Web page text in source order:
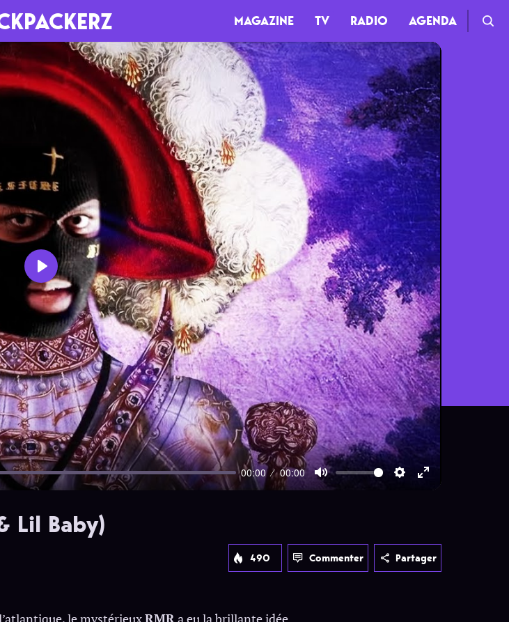
MAGAZINE TV RADIO AGENDA
RADIO
Playlists
Podcasts
Mixes
TV
Clips
Live
Documentaires
Web-séries
00:00 00:00
Mute
Enter
Play
Lil Baby)
490 Commenter Partager